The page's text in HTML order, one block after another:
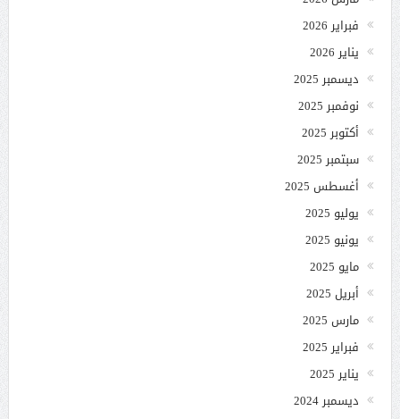
فبراير 2026
يناير 2026
ديسمبر 2025
نوفمبر 2025
أكتوبر 2025
سبتمبر 2025
أغسطس 2025
يوليو 2025
يونيو 2025
مايو 2025
أبريل 2025
مارس 2025
فبراير 2025
يناير 2025
ديسمبر 2024